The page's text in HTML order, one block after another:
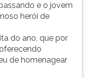
e o jovem
herói de
do ano, que por
de homenagear